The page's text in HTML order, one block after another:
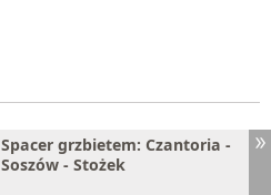
Spacer grzbietem: Czantoria -
Soszów - Stożek